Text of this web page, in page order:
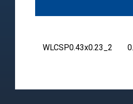
WLCSP0.43x0.23_2